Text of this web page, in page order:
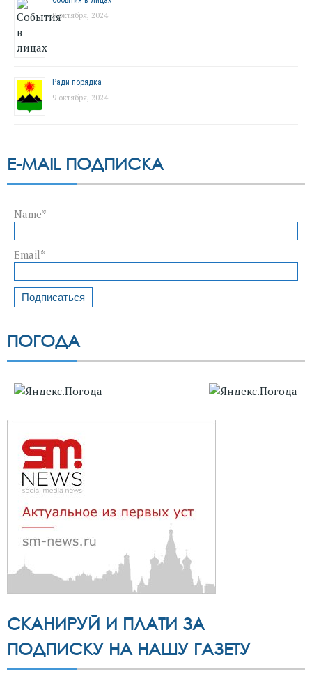
9 октября, 2024
Ради порядка
9 октября, 2024
E-MAIL ПОДПИСКА
Name*
Email*
ПОГОДА
СКАНИРУЙ И ПЛАТИ ЗА
ПОДПИСКУ НА НАШУ ГАЗЕТУ